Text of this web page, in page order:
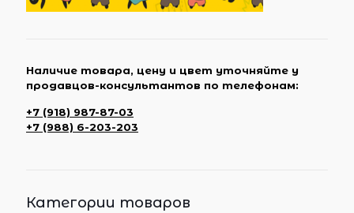
Наличие товара, цену и цвет уточняйте у
продавцов-консультантов по телефонам:
+7 (918) 987-87-03
+7 (988) 6-203-203
Категории товаров